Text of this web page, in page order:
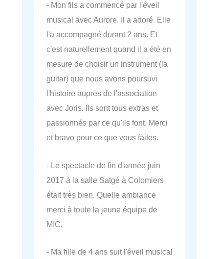
- Mon fils a commencé par l'éveil
musical avec Aurore. Il a adoré. Elle
l'a accompagné durant 2 ans. Et
c'est naturellement quand il a été en
mesure de choisir un instrument (la
guitar) que nous avons poursuvi
l'histoire auprès de l'association
avec Joris. Ils sont tous extras et
passionnés par ce qu'ils font. Merci
et bravo pour ce que vous faites.
- Le spectacle de fin d'année juin
2017 à la salle Satgé à Colomiers
était très bien. Quelle ambiance
merci à toute la jeune équipe de
MIC.
- Ma fille de 4 ans suit l'éveil musical